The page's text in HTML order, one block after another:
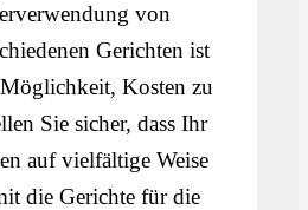
von
Gerichten ist
Kosten zu
Sie sicher, dass Ihr
auf vielfältige Weise
die Gerichte für die